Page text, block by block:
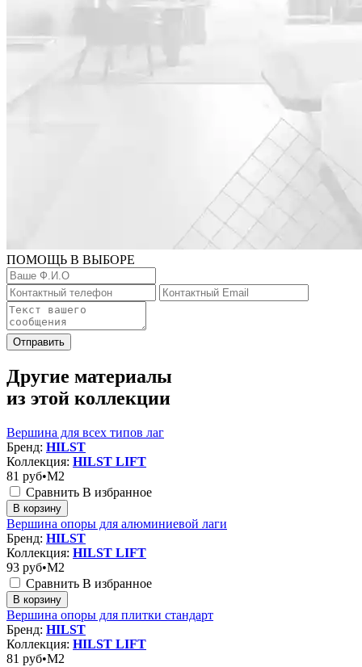
ПОМОЩЬ В ВЫБОРЕ
Отправить
Другие материалы
из этой коллекции
Вершина для всех типов лаг
Бренд: HILST
Коллекция: HILST LIFT
81 руб•M2
Сравнить В избранное
В корзину
Вершина опоры для алюминиевой лаги
Бренд: HILST
Коллекция: HILST LIFT
93 руб•M2
Сравнить В избранное
В корзину
Вершина опоры для плитки стандарт
Бренд: HILST
Коллекция: HILST LIFT
81 руб•M2